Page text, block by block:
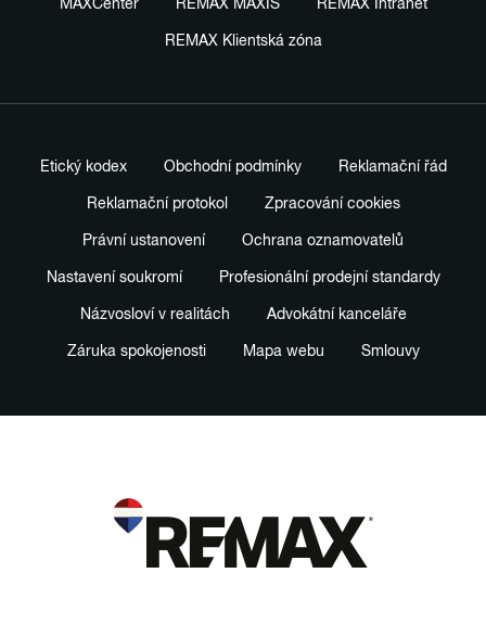
MAXCenter REMAX MAXIS REMAX Intranet
REMAX Klientská zóna
Etický kodex Obchodní podmínky Reklamační řád
Reklamační protokol Zpracování cookies
Právní ustanovení Ochrana oznamovatelů
Nastavení soukromí Profesionální prodejní standardy
Názvosloví v realitách Advokátní kanceláře
Záruka spokojenosti Mapa webu Smlouvy